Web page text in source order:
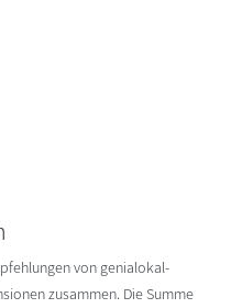
von genialokal-
zusammen. Die Summe